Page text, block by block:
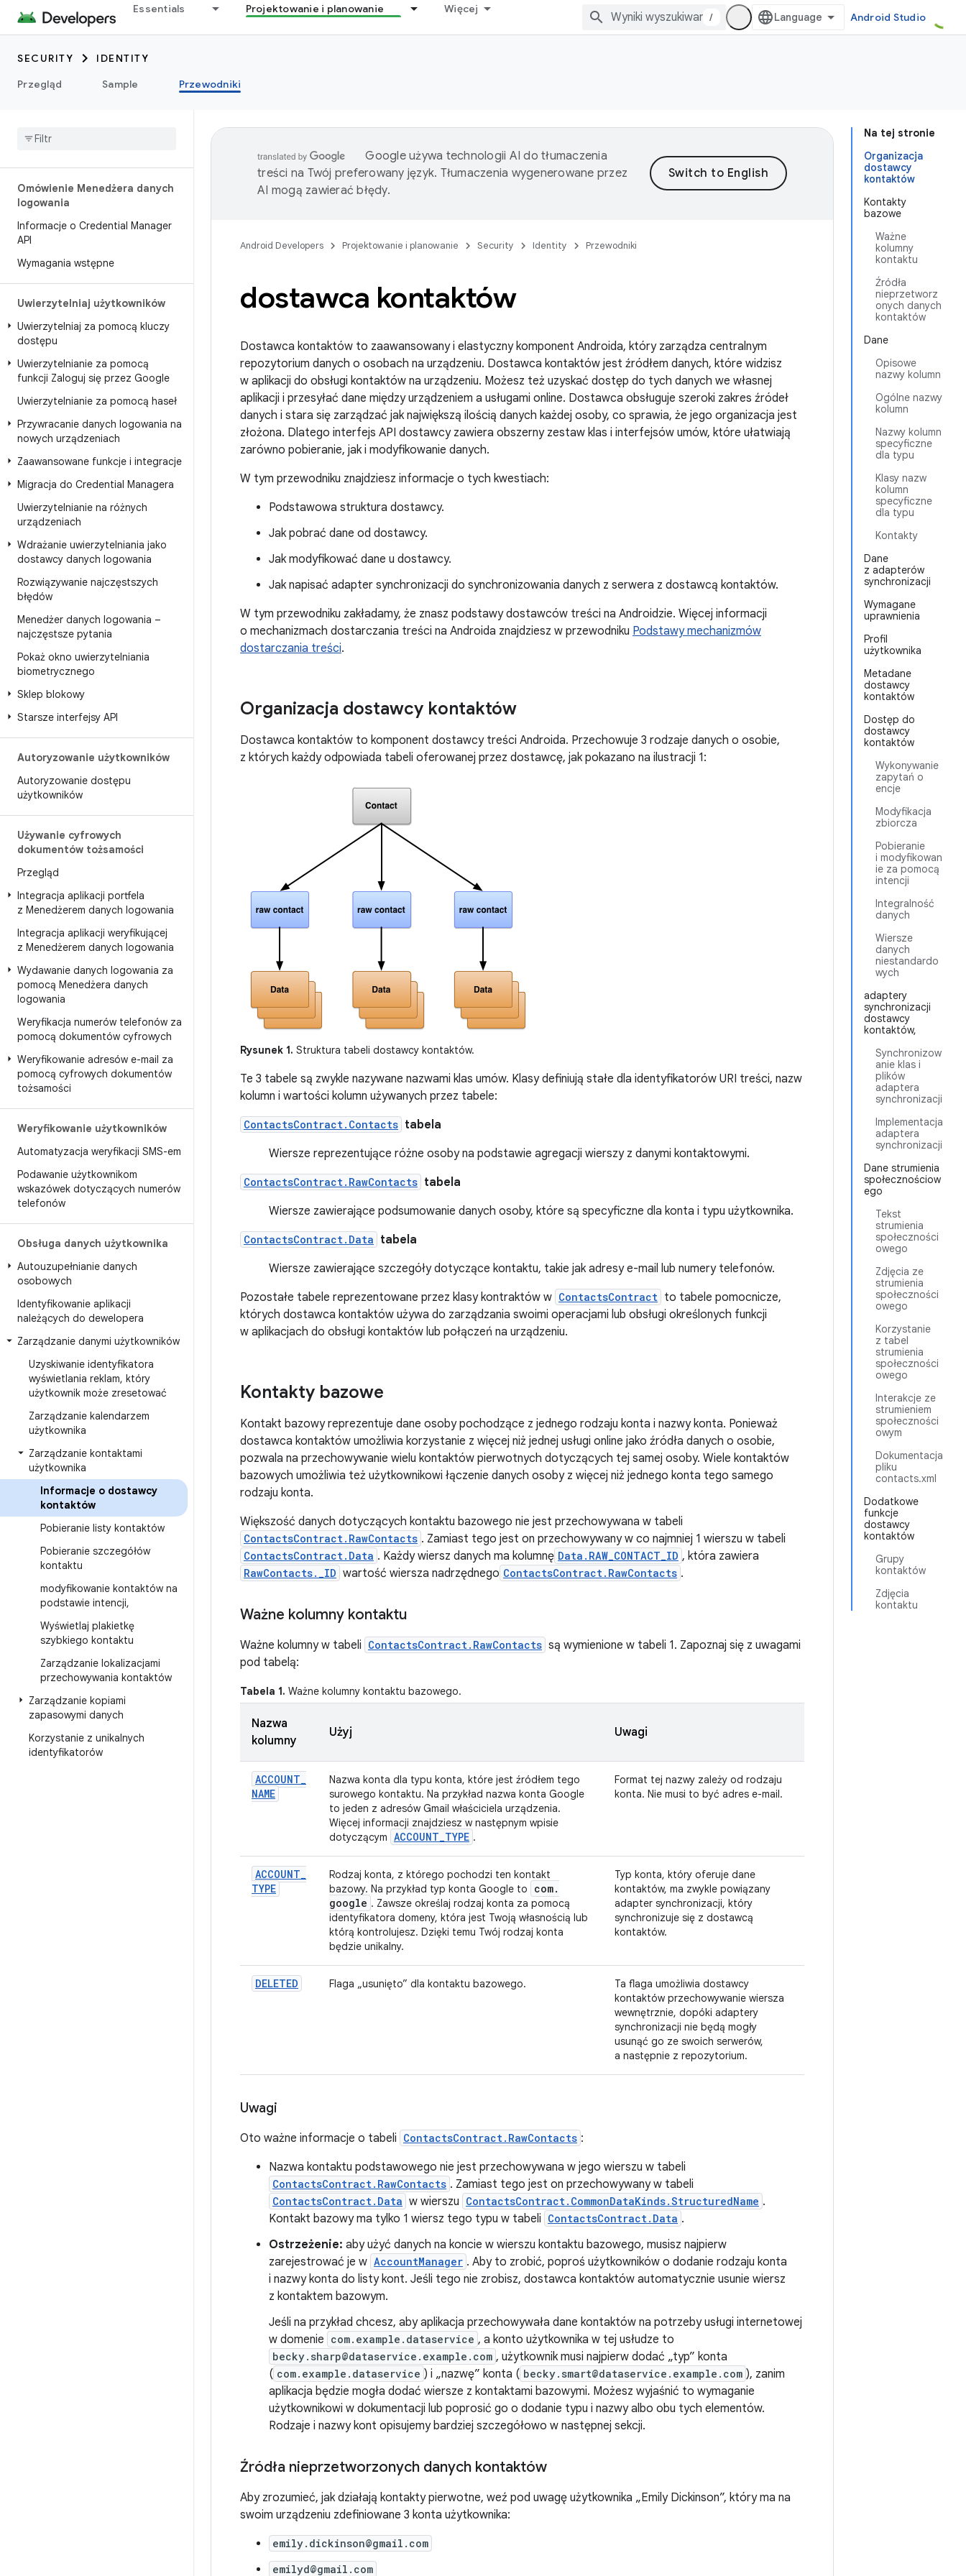
Essentials Projektowanie i planowanie Więcej
/ Android Studio
SECURITY
IDENTITY
Przegląd
Sample Przewodniki
Omówienie Menedżera danych
logowania
Informacje o Credential Manager
API
Wymagania wstępne
Uwierzytelniaj użytkowników
Uwierzytelniaj za pomocą kluczy
dostępu
Uwierzytelnianie za pomocą
funkcji Zaloguj się przez Google
Uwierzytelnianie za pomocą haseł
Przywracanie danych logowania na
nowych urządzeniach
Zaawansowane funkcje i integracje
Migracja do Credential Managera
Uwierzytelnianie na różnych
urządzeniach
Wdrażanie uwierzytelniania jako
dostawcy danych logowania
Rozwiązywanie najczęstszych
błędów
Menedżer danych logowania –
najczęstsze pytania
Pokaż okno uwierzytelniania
biometrycznego
Sklep blokowy
Starsze interfejsy API
Autoryzowanie użytkowników
Autoryzowanie dostępu
użytkowników
Używanie cyfrowych
dokumentów tożsamości
Przegląd
Integracja aplikacji portfela
z Menedżerem danych logowania
Integracja aplikacji weryfikującej
z Menedżerem danych logowania
Wydawanie danych logowania za
pomocą Menedżera danych
logowania
Weryfikacja numerów telefonów za
pomocą dokumentów cyfrowych
Weryfikowanie adresów e-mail za
pomocą cyfrowych dokumentów
tożsamości
Weryfikowanie użytkowników
Automatyzacja weryfikacji SMS-em
Podawanie użytkownikom
wskazówek dotyczących numerów
telefonów
Obsługa danych użytkownika
Autouzupełnianie danych
osobowych
Identyfikowanie aplikacji
należących do dewelopera
Zarządzanie danymi użytkowników
Uzyskiwanie identyfikatora
wyświetlania reklam, który
użytkownik może zresetować
Zarządzanie kalendarzem
użytkownika
Zarządzanie kontaktami
użytkownika
Informacje o dostawcy
kontaktów
Pobieranie listy kontaktów
Pobieranie szczegółów
kontaktu
modyfikowanie kontaktów na
podstawie intencji,
Wyświetlaj plakietkę
szybkiego kontaktu
Zarządzanie lokalizacjami
przechowywania kontaktów
Zarządzanie kopiami
zapasowymi danych
Korzystanie z unikalnych
identyfikatorów
Na tej stronie
Organizacja
dostawcy
kontaktów
Kontakty
bazowe
Ważne
kolumny
kontaktu
Źródła
nieprzetworz
onych danych
kontaktów
Dane
Opisowe
nazwy kolumn
Ogólne nazwy
kolumn
Nazwy kolumn
specyficzne
dla typu
Klasy nazw
kolumn
specyficzne
dla typu
Kontakty
Dane
z adapterów
synchronizacji
Wymagane
uprawnienia
Profil
użytkownika
Metadane
dostawcy
kontaktów
Dostęp do
dostawcy
kontaktów
Wykonywanie
zapytań o
encje
Modyfikacja
zbiorcza
Pobieranie
i modyfikowan
ie za pomocą
intencji
Integralność
danych
Wiersze
danych
niestandardo
wych
adaptery
synchronizacji
dostawcy
kontaktów,
Synchronizow
anie klas i
plików
adaptera
synchronizacji
Implementacja
adaptera
synchronizacji
Dane strumienia
społecznościow
ego
Tekst
strumienia
społeczności
owego
Zdjęcia ze
strumienia
społeczności
owego
Korzystanie
z tabel
strumienia
społeczności
owego
Interakcje ze
strumieniem
społeczności
owym
Dokumentacja
pliku
contacts.xml
Dodatkowe
funkcje
dostawcy
kontaktów
Grupy
kontaktów
Zdjęcia
kontaktu
Google używa technologii AI do tłumaczenia
treści na Twój preferowany język. Tłumaczenia wygenerowane przez
AI mogą zawierać błędy.
Android Developers Projektowanie i planowanie Security Identity Przewodniki
dostawca kontaktów
Dostawca kontaktów to zaawansowany i elastyczny komponent Androida, który zarządza centralnym
repozytorium danych o osobach na urządzeniu. Dostawca kontaktów jest źródłem danych, które widzisz
w aplikacji do obsługi kontaktów na urządzeniu. Możesz też uzyskać dostęp do tych danych we własnej
aplikacji i przesyłać dane między urządzeniem a usługami online. Dostawca obsługuje szeroki zakres źródeł
danych i stara się zarządzać jak największą ilością danych każdej osoby, co sprawia, że jego organizacja jest
złożona. Dlatego interfejs API dostawcy zawiera obszerny zestaw klas i interfejsów umów, które ułatwiają
zarówno pobieranie, jak i modyfikowanie danych.
W tym przewodniku znajdziesz informacje o tych kwestiach:
Podstawowa struktura dostawcy.
Jak pobrać dane od dostawcy.
Jak modyfikować dane u dostawcy.
Jak napisać adapter synchronizacji do synchronizowania danych z serwera z dostawcą kontaktów.
W tym przewodniku zakładamy, że znasz podstawy dostawców treści na Androidzie. Więcej informacji
o mechanizmach dostarczania treści na Androida znajdziesz w przewodniku Podstawy mechanizmów
dostarczania treści.
Organizacja dostawcy kontaktów
Dostawca kontaktów to komponent dostawcy treści Androida. Przechowuje 3 rodzaje danych o osobie,
z których każdy odpowiada tabeli oferowanej przez dostawcę, jak pokazano na ilustracji 1:
Rysunek 1. Struktura tabeli dostawcy kontaktów.
Te 3 tabele są zwykle nazywane nazwami klas umów. Klasy definiują stałe dla identyfikatorów URI treści, nazw
kolumn i wartości kolumn używanych przez tabele:
ContactsContract.Contacts tabela
Wiersze reprezentujące różne osoby na podstawie agregacji wierszy z danymi kontaktowymi.
ContactsContract.RawContacts tabela
Wiersze zawierające podsumowanie danych osoby, które są specyficzne dla konta i typu użytkownika.
ContactsContract.Data tabela
Wiersze zawierające szczegóły dotyczące kontaktu, takie jak adresy e-mail lub numery telefonów.
Pozostałe tabele reprezentowane przez klasy kontraktów w ContactsContract to tabele pomocnicze,
których dostawca kontaktów używa do zarządzania swoimi operacjami lub obsługi określonych funkcji
w aplikacjach do obsługi kontaktów lub połączeń na urządzeniu.
Kontakty bazowe
Kontakt bazowy reprezentuje dane osoby pochodzące z jednego rodzaju konta i nazwy konta. Ponieważ
dostawca kontaktów umożliwia korzystanie z więcej niż jednej usługi online jako źródła danych o osobie,
pozwala na przechowywanie wielu kontaktów pierwotnych dotyczących tej samej osoby. Wiele kontaktów
bazowych umożliwia też użytkownikowi łączenie danych osoby z więcej niż jednego konta tego samego
rodzaju konta.
Większość danych dotyczących kontaktu bazowego nie jest przechowywana w tabeli
ContactsContract.RawContacts . Zamiast tego jest on przechowywany w co najmniej 1 wierszu w tabeli
ContactsContract.Data . Każdy wiersz danych ma kolumnę Data.RAW_CONTACT_ID , która zawiera
RawContacts._ID wartość wiersza nadrzędnego ContactsContract.RawContacts .
Ważne kolumny kontaktu
Ważne kolumny w tabeli ContactsContract.RawContacts są wymienione w tabeli 1. Zapoznaj się z uwagami
pod tabelą:
Tabela 1. Ważne kolumny kontaktu bazowego.
Nazwa
kolumny
Użyj Uwagi
ACCOUNT_
NAME
Nazwa konta dla typu konta, które jest źródłem tego
surowego kontaktu. Na przykład nazwa konta Google
to jeden z adresów Gmail właściciela urządzenia.
Więcej informacji znajdziesz w następnym wpisie
dotyczącym ACCOUNT_TYPE .
Format tej nazwy zależy od rodzaju
konta. Nie musi to być adres e-mail.
ACCOUNT_
TYPE
Rodzaj konta, z którego pochodzi ten kontakt
bazowy. Na przykład typ konta Google to
com.
google . Zawsze określaj rodzaj konta za pomocą
identyfikatora domeny, która jest Twoją własnością lub
którą kontrolujesz. Dzięki temu Twój rodzaj konta
będzie unikalny.
Typ konta, który oferuje dane
kontaktów, ma zwykle powiązany
adapter synchronizacji, który
synchronizuje się z dostawcą
kontaktów.
DELETED Flaga „usunięto” dla kontaktu bazowego.
Ta flaga umożliwia dostawcy
kontaktów przechowywanie wiersza
wewnętrznie, dopóki adaptery
synchronizacji nie będą mogły
usunąć go ze swoich serwerów,
a następnie z repozytorium.
Uwagi
Oto ważne informacje o tabeli ContactsContract.RawContacts :
Nazwa kontaktu podstawowego nie jest przechowywana w jego wierszu w tabeli
ContactsContract.RawContacts . Zamiast tego jest on przechowywany w tabeli
ContactsContract.Data w wierszu ContactsContract.CommonDataKinds.StructuredName .
Kontakt bazowy ma tylko 1 wiersz tego typu w tabeli ContactsContract.Data .
Ostrzeżenie: aby użyć danych na koncie w wierszu kontaktu bazowego, musisz najpierw
zarejestrować je w AccountManager . Aby to zrobić, poproś użytkowników o dodanie rodzaju konta
i nazwy konta do listy kont. Jeśli tego nie zrobisz, dostawca kontaktów automatycznie usunie wiersz
z kontaktem bazowym.
Jeśli na przykład chcesz, aby aplikacja przechowywała dane kontaktów na potrzeby usługi internetowej
w domenie com.example.dataservice , a konto użytkownika w tej usłudze to
becky.sharp@dataservice.example.com , użytkownik musi najpierw dodać „typ” konta
( com.example.dataservice ) i „nazwę” konta ( becky.smart@dataservice.example.com ), zanim
aplikacja będzie mogła dodać wiersze z kontaktami bazowymi. Możesz wyjaśnić to wymaganie
użytkownikowi w dokumentacji lub poprosić go o dodanie typu i nazwy albo obu tych elementów.
Rodzaje i nazwy kont opisujemy bardziej szczegółowo w następnej sekcji.
Źródła nieprzetworzonych danych kontaktów
Aby zrozumieć, jak działają kontakty pierwotne, weź pod uwagę użytkownika „Emily Dickinson”, który ma na
swoim urządzeniu zdefiniowane 3 konta użytkownika:
emily.dickinson@gmail.com
emilyd@gmail.com